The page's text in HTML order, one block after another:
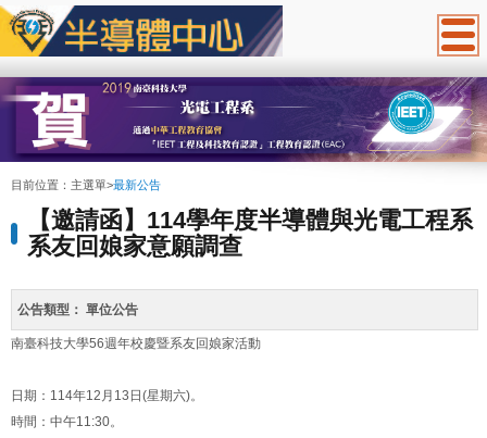
:::
目前位置： 主選單>最新公告
【邀請函】114學年度半導體與光電工程系
系友回娘家意願調查
公告類型： 單位公告
南臺科技大學56週年校慶暨系友回娘家活動
日期：114年12月13日(星期六)。
時間：中午11:30。